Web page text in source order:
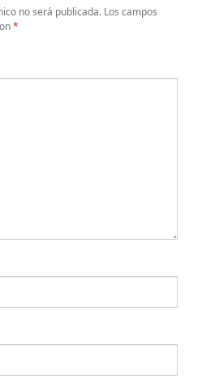
no será publicada. Los campos
*